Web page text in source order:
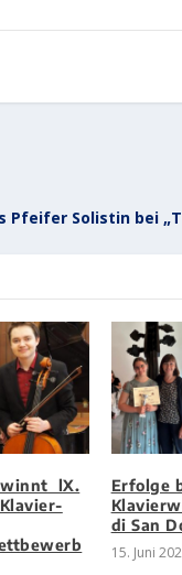
Pfeifer Solistin bei
lX.
Erfolge
di San
15. Juni